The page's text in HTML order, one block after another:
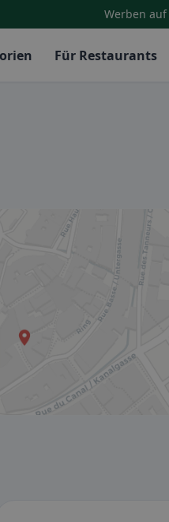
Werben
Für Restaurants